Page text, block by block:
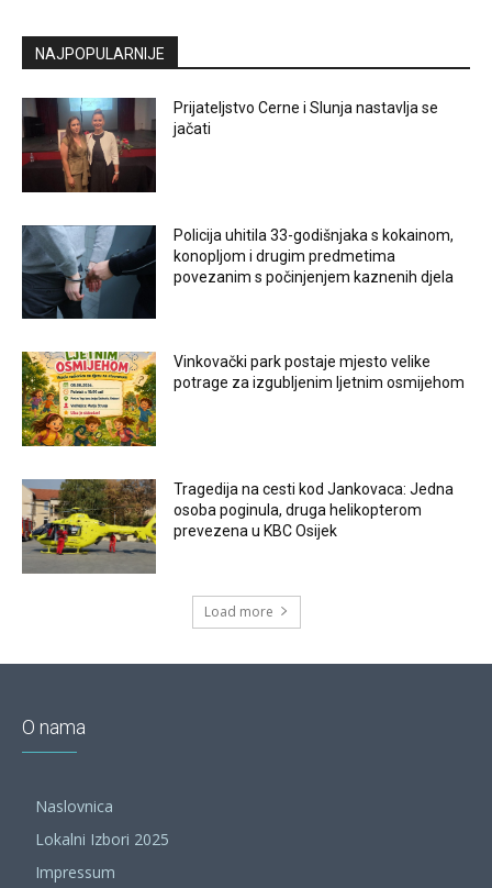
NAJPOPULARNIJE
Prijateljstvo Cerne i Slunja nastavlja se
jačati
Policija uhitila 33-godišnjaka s kokainom,
konopljom i drugim predmetima
povezanim s počinjenjem kaznenih djela
Vinkovački park postaje mjesto velike
potrage za izgubljenim ljetnim osmijehom
Tragedija na cesti kod Jankovaca: Jedna
osoba poginula, druga helikopterom
prevezena u KBC Osijek
Load more
O nama
Naslovnica
Lokalni Izbori 2025
Impressum